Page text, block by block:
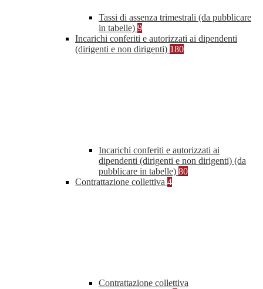
Tassi di assenza trimestrali (da pubblicare
in tabelle) 9
Incarichi conferiti e autorizzati ai dipendenti
(dirigenti e non dirigenti) 180
Incarichi conferiti e autorizzati ai
dipendenti (dirigenti e non dirigenti) (da
pubblicare in tabelle) 80
Contrattazione collettiva 4
Contrattazione collettiva